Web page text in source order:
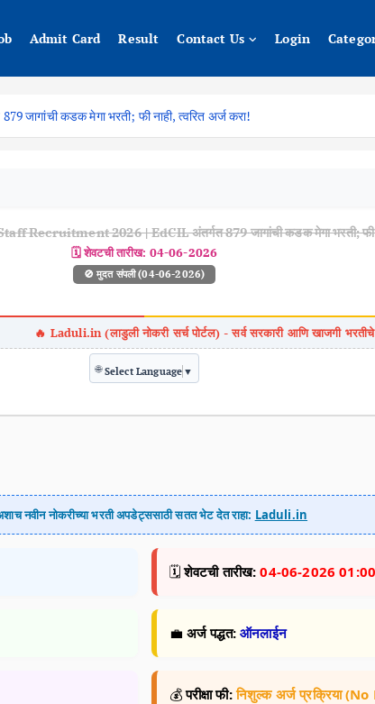
कडक मेगा भरती; फी नाही, त्वरित अर्ज करा!
2026 | EdCIL अंतर्गत 879 जागांची कडक मेगा भरती; फी
🗓️ शेवटची तारीख: 04-06-2026
🚫 मुदत संपली (04-06-2026)
🌐 Select Language ▼
नवीन नोकरीच्या भरती अपडेट्ससाठी सतत भेट देत राहा: Laduli.in
🗓️शेवटची तारीख: 04-06-2026 01:00
💼 अर्ज पद्धत: ऑनलाईन
💰परीक्षा फी: निशुल्क अर्ज प्रक्रिया
Admit Card Result Contact Us Login